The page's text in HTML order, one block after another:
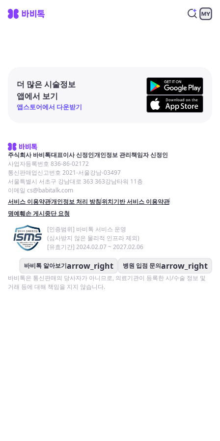
더 많은 시술정보
앱에서 보기
앱스토어에서 다운받기
주식회사 바비톡대표이사 신정인개인정보 관리책임자 신정인
사업자등록번호 836-86-02172
통신판매업신고번호 2021-서울강남-03497
서울특별시 서초구 강남대로 363 363강남타워 11층
이메일 cs@babitalk.com
서비스 이용약관개인정보 처리 방침위치기반 서비스 이용약관
명예훼손 게시중단 요청
[인증범위] 바비톡 서비스 운영
(심사받지 않은 물리적 인프라 제외)
[유효기간] 2024.02.07 ~ 2027.02.06
바비톡 알아보기arrow_right 병원 입점 문의arrow_right
바비톡은 통신판매의 당사자가 아니므로, 의료기관이 등록한 시/수술 정보 및
거래 등에 대해 책임을 지지 않습니다.